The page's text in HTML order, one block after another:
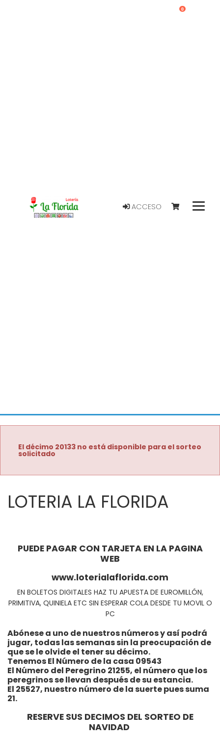
ACCESO
0
El décimo 20133 no está disponible para el sorteo
solicitado
LOTERIA LA FLORIDA
PUEDE PAGAR CON TARJETA EN LA PAGINA
WEB
www.loterialaflorida.com
EN BOLETOS DIGITALES HAZ TU APUESTA DE EUROMILLÓN,
PRIMITIVA, QUINIELA ETC SIN ESPERAR COLA DESDE TU MOVIL O
PC
Abónese a uno de nuestros números y así podrá
jugar, todas las semanas sin la preocupación de
que se le olvide el tener su décimo.
Tenemos El Número de la casa 09543
El Número del Peregrino 21255, el número que los
peregrinos se llevan después de su estancia.
El 25527, nuestro número de la suerte pues suma
21.
RESERVE SUS DECIMOS DEL SORTEO DE
NAVIDAD